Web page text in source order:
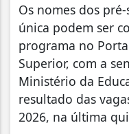
Os nomes dos
única podem ser
programa no
Superior, com a
Ministério da
resultado das
2026, na última